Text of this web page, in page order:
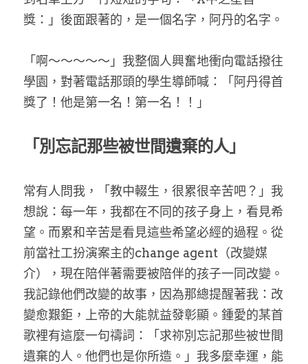
獎：」後面跟著的，是一個名字，阿丹的名字。
「啊～～～～～」我整個人興奮地衝向電話撥往
學園，對著電話那頭的學生導師喊：「阿丹得首
獎了！他是第一名！第一名！！」
「別忘記那些被世間遺棄的人」
常有人問我，「教中輟生，很累很辛苦吧？」我
想說：每一年，我都在不同的孩子身上，看見希
望。而累和辛苦是看見這些希望必經的過程。從
前當社工扮演案主的change agent（改變媒
介），現在陪伴著需要被陪伴的孩子一同改變。
我記錄他們改變的故事，因為那總提醒著我：改
變愈艱鉅，上帝的大能就益發彰顯。鍾愛的某首
歌裡有這麼一句禱詞：「求祢別忘記那些被世間
遺棄的人。他們也是你所造。」我多麼幸運，能